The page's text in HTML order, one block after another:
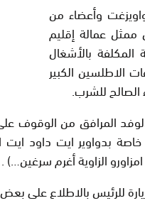
وأعضاء من
عمالة إقليم
بالأشغال
الاطلسين الكبير
للشرب.
المرافق من الوقوف
بدواوير ايت داود ايت
الزاوية أغرم سرغين…) .
للرئيس بالاطلاع على